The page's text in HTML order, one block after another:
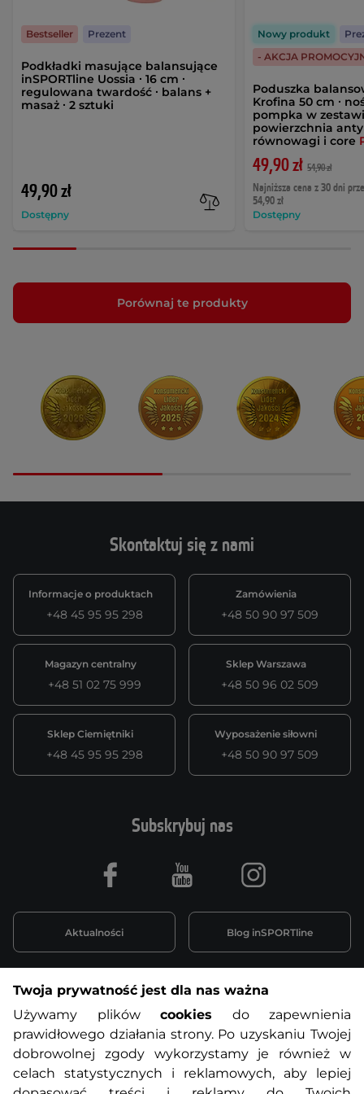
Podkładki masujące balansujące
inSPORTline Uossia ∙ 16 cm ∙
regulowana twardość ∙ balans +
masaż ∙ 2 sztuki
49,90 zł
Dostępny
Bestseller Prezent
Poduszka
Krofina 50 cm ∙
pompka w
powierzchnia
równowagi i core
49,90 zł 54,90 zł
Najniższa cena z 30 dni
54,90 zł
Dostępny
Nowy produkt
- AKCJA
Porównaj te produkty
Skontaktuj się z nami
Informacje o produktach
+48 45 95 95 298
Zamówienia
+48 50 90 97 509
Magazyn centralny
+48 51 02 75 999
Sklep Warszawa
+48 50 96 02 509
Sklep Ciemiętniki
+48 45 95 95 298
Wyposażenie siłowni
+48 50 90 97 509
Informacje o zakupach
O nas Regulamin sklepu
Subskrybuj nas
Aktualności Blog inSPORTline
Facebook Youtube Instagram
Twoja prywatność jest dla nas ważna
Używamy plików cookies do zapewnienia
prawidłowego działania strony. Po uzyskaniu Twojej
dobrowolnej zgody wykorzystamy je również w
celach statystycznych i reklamowych, aby lepiej